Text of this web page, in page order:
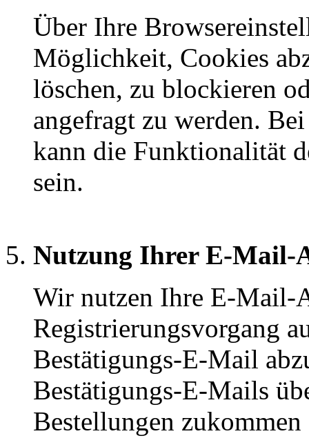
Über Ihre
Möglichkeit, Cookies
löschen, zu blockieren
angefragt zu werden.
kann die Funktionalität
sein.
Nutzung Ihrer E-Mail-
Wir nutzen Ihre E-Mail-
Registrierungsvorgang
Bestätigungs-E-Mail
Bestätigungs-E-Mails
Bestellungen zukommen